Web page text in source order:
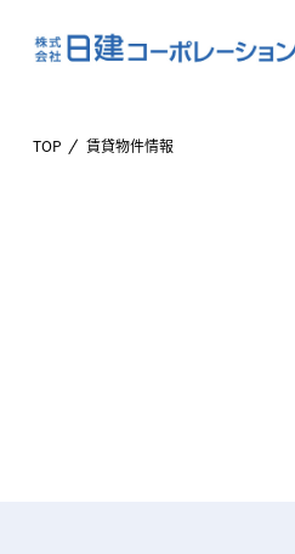
TOP 賃貸物件情報